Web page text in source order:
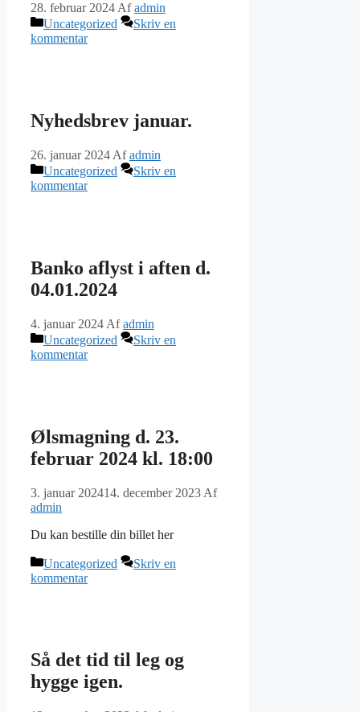
28. februar 2024 Afadmin
Kategorier
Uncategorized
Skriv en
kommentar
Nyhedsbrev januar.
26. januar 2024 Afadmin
Kategorier
Uncategorized
Skriv en
kommentar
Banko aflyst i aften d.
04.01.2024
4. januar 2024 Afadmin
Kategorier
Uncategorized
Skriv en
kommentar
Ølsmagning d. 23.
februar 2024 kl. 18:00
3. januar 202414. december 2023 Af
admin
Du kan bestille din billet her
Kategorier
Uncategorized
Skriv en
kommentar
Så det tid til leg og
hygge igen.